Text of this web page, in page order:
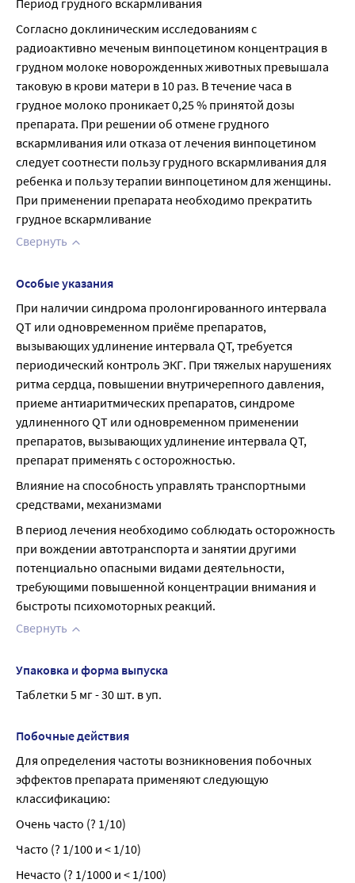
Период грудного вскармливания
Согласно доклиническим исследованиям с
радиоактивно меченым винпоцетином концентрация в
грудном молоке новорожденных животных превышала
таковую в крови матери в 10 раз. В течение часа в
грудное молоко проникает 0,25 % принятой дозы
препарата. При решении об отмене грудного
вскармливания или отказа от лечения винпоцетином
следует соотнести пользу грудного вскармливания для
ребенка и пользу терапии винпоцетином для женщины.
При применении препарата необходимо прекратить
грудное вскармливание
Свернуть
Особые указания
При наличии синдрома пролонгированного интервала
QT или одновременном приёме препаратов,
вызывающих удлинение интервала QT, требуется
периодический контроль ЭКГ. При тяжелых нарушениях
ритма сердца, повышении внутричерепного давления,
приеме антиаритмических препаратов, синдроме
удлиненного QT или одновременном применении
препаратов, вызывающих удлинение интервала QT,
препарат применять с осторожностью.
Влияние на способность управлять транспортными
средствами, механизмами
В период лечения необходимо соблюдать осторожность
при вождении автотранспорта и занятии другими
потенциально опасными видами деятельности,
требующими повышенной концентрации внимания и
быстроты психомоторных реакций.
Свернуть
Упаковка и форма выпуска
Таблетки 5 мг - 30 шт. в уп.
Побочные действия
Для определения частоты возникновения побочных
эффектов препарата применяют следующую
классификацию:
Очень часто (? 1/10)
Часто (? 1/100 и < 1/10)
Нечасто (? 1/1000 и < 1/100)